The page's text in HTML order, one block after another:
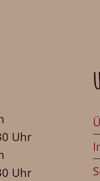
Uhr
Uhr